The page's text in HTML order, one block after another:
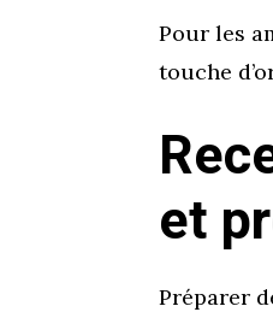
Pour les
touche
et
Préparer